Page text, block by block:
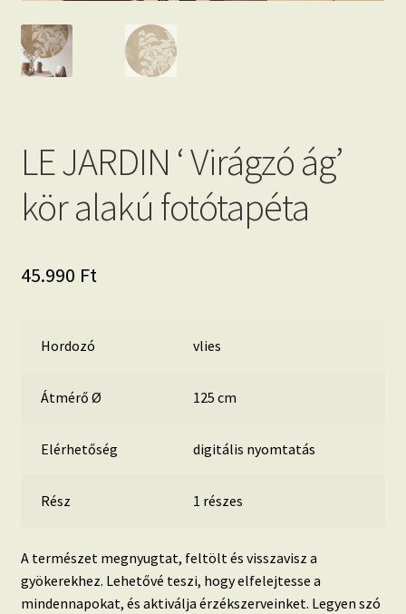
LE JARDIN ‘ Virágzó ág’
kör alakú fotótapéta
45.990 Ft
Hordozó vlies
Átmérő Ø 125 cm
Elérhetőség digitális nyomtatás
Rész 1 részes
A természet megnyugtat, feltölt és visszavisz a
gyökerekhez. Lehetővé teszi, hogy elfelejtesse a
mindennapokat, és aktiválja érzékszerveinket. Legyen szó